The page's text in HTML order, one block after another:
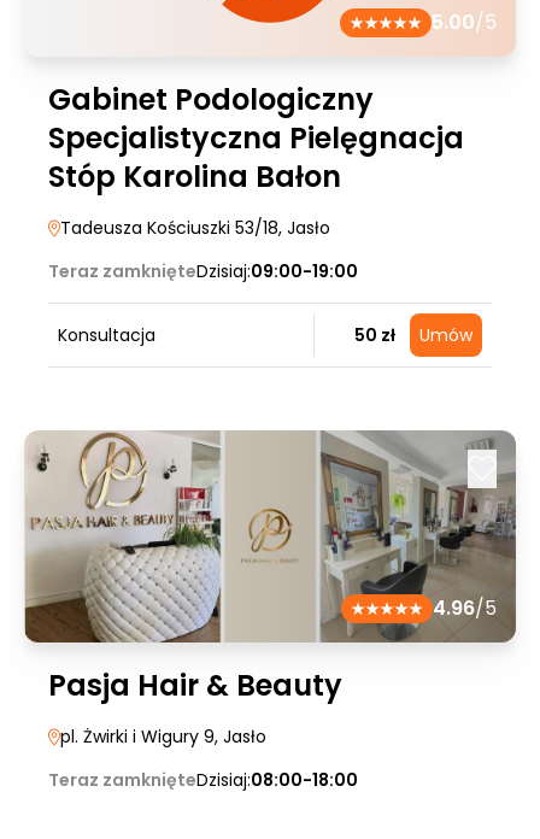
5.00/5
Gabinet Podologiczny
Specjalistyczna Pielęgnacja
Stóp Karolina Bałon
Tadeusza Kościuszki 53/18, Jasło
Teraz zamknięteDzisiaj:09:00-19:00
Konsultacja 50 zł Umów
4.96/5
Pasja Hair & Beauty
pl. Żwirki i Wigury 9, Jasło
Teraz zamknięteDzisiaj:08:00-18:00